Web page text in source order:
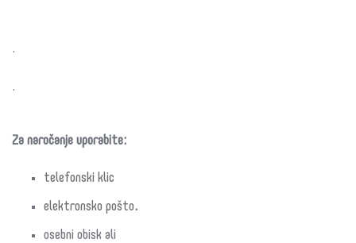
.
.
Za naročanje uporabite:
telefonski klic
elektronsko pošto.
osebni obisk ali